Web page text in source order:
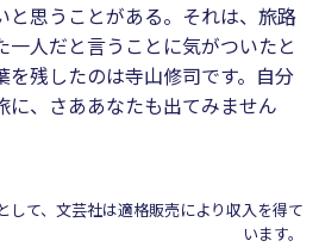
と思うことがある。それは、旅路
一人だと言うことに気がついたと
を残したのは寺山修司です。自分
に、さああなたも出てみません
て、文芸社は適格販売により収入を得て
います。